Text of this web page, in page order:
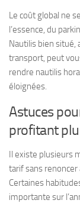
Le coût global ne
l’essence, du
Nautilis bien situé,
transport, peut
rendre nautilis
éloignées.
Astuces
profitant
Il existe plusieurs
tarif sans
Certaines
importante sur